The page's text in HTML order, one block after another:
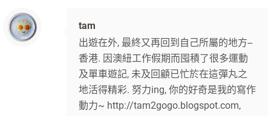
tam
出遊在外, 最終又再回到自己所屬的地方--
香港. 因澳紐工作假期而囤積了很多運動
及單車遊記, 未及回顧已忙於在這彈丸之
地活得精彩. 努力ing, 你的好奇是我的寫作
動力~ http://tam2gogo.blogspot.com,